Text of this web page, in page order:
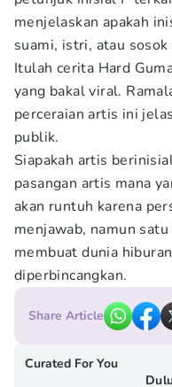
menjelaskan apakah
suami, istri, atau
Itulah cerita Hard
yang bakal viral.
perceraian artis ini
publik.
Siapakah artis
pasangan artis mana
akan runtuh karena
menjawab, namun
membuat dunia
diperbincangkan.
Share Article
Curated For You